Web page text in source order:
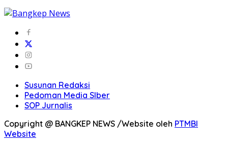
Susunan Redaksi
Pedoman Media SIber
SOP Jurnalis
Copyright @ BANGKEP NEWS /Website oleh PTMBI
Website